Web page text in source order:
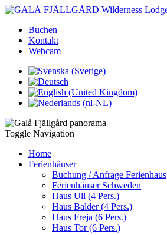
Buchen
Kontakt
Webcam
Toggle Navigation
Home
Ferienhäuser
Buchung / Anfrage Ferienhaus
Ferienhäuser Schweden
Haus Ull (4 Pers.)
Haus Balder (4 Pers.)
Haus Freja (6 Pers.)
Haus Tor (6 Pers.)